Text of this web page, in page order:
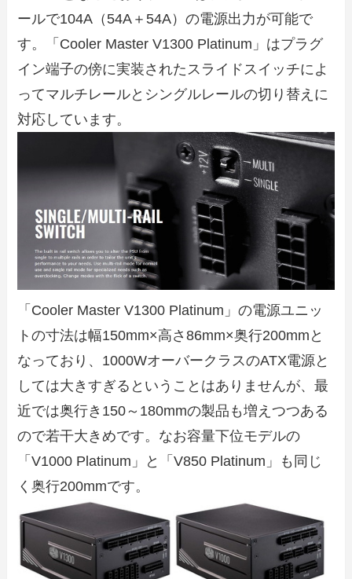
ールで104A（54A＋54A）の電源出力が可能で
す。「Cooler Master V1300 Platinum」はプラグ
イン端子の傍に実装されたスライドスイッチによ
ってマルチレールとシングルレールの切り替えに
対応しています。
「Cooler Master V1300 Platinum」の電源ユニッ
トの寸法は幅150mm×高さ86mm×奥行200mmと
なっており、1000WオーバークラスのATX電源と
しては大きすぎるということはありませんが、最
近では奥行き150～180mmの製品も増えつつある
ので若干大きめです。なお容量下位モデルの
「V1000 Platinum」と「V850 Platinum」も同じ
く奥行200mmです。